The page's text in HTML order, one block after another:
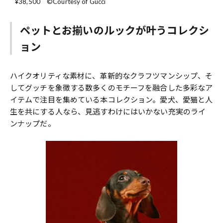
ペットとお揃いのルックが叶うコレクシ
ョン
ハイクオリティな素材に、革新的なクラフツマンシップ、そ
してグッチを象徴する数多くのモチーフを融合した多彩なア
イテムで注目を集めている本コレクション。愛犬、愛猫と人
生を共にする人なら、見逃すわけにはいかない充実のライ
ンナップだ。